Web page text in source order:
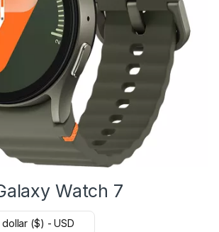
Watch 7
($) - USD